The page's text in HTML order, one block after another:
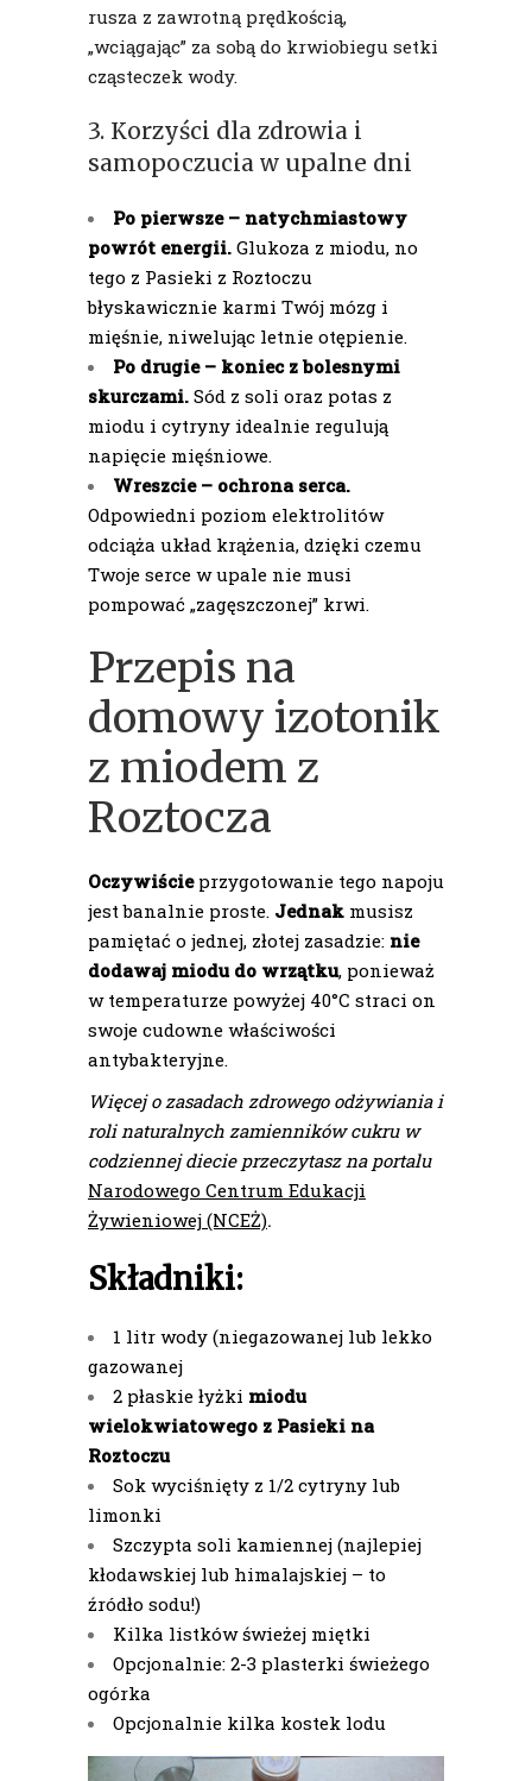
rusza z zawrotną prędkością,
„wciągając” za sobą do krwiobiegu setki
cząsteczek wody.
3. Korzyści dla zdrowia i
samopoczucia w upalne dni
Po pierwsze – natychmiastowy
powrót energii. Glukoza z miodu, no
tego z Pasieki z Roztoczu
błyskawicznie karmi Twój mózg i
mięśnie, niwelując letnie otępienie.
Po drugie – koniec z bolesnymi
skurczami. Sód z soli oraz potas z
miodu i cytryny idealnie regulują
napięcie mięśniowe.
Wreszcie – ochrona serca.
Odpowiedni poziom elektrolitów
odciąża układ krążenia, dzięki czemu
Twoje serce w upale nie musi
pompować „zagęszczonej” krwi.
Przepis na
domowy izotonik
z miodem z
Roztocza
Oczywiścieprzygotowanie tego napoju
jest banalnie proste. Jednak musisz
pamiętać o jednej, złotej zasadzie: nie
dodawaj miodu do wrzątku, ponieważ
w temperaturze powyżej 40°C straci on
swoje cudowne właściwości
antybakteryjne.
Więcej o zasadach zdrowego odżywiania i
roli naturalnych zamienników cukru w
codziennej diecie przeczytasz na portalu
Narodowego Centrum Edukacji
Żywieniowej (NCEŻ).
Składniki:
1 litr wody (niegazowanej lub lekko
gazowanej
2 płaskie łyżki miodu
wielokwiatowego z Pasieki na
Roztoczu
Sok wyciśnięty z 1/2 cytryny lub
limonki
Szczypta soli kamiennej (najlepiej
kłodawskiej lub himalajskiej – to
źródło sodu!)
Kilka listków świeżej miętki
Opcjonalnie: 2-3 plasterki świeżego
ogórka
Opcjonalnie kilka kostek lodu